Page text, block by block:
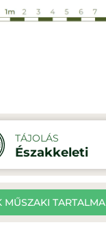
TÁJOLÁS
Északkeleti
MŰSZAKI TARTALMA